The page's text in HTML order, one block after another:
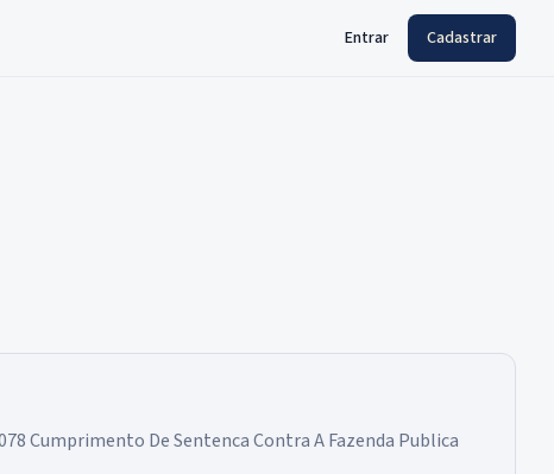
Entrar Cadastrar
Cumprimento De Sentenca Contra A Fazenda Publica